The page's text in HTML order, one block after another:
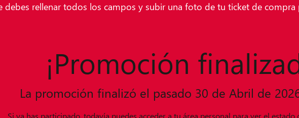
debes rellenar todos los campos y subir una foto de tu ticket de
¡Promoción
La promoción finalizó el pasado 30 de Abril de